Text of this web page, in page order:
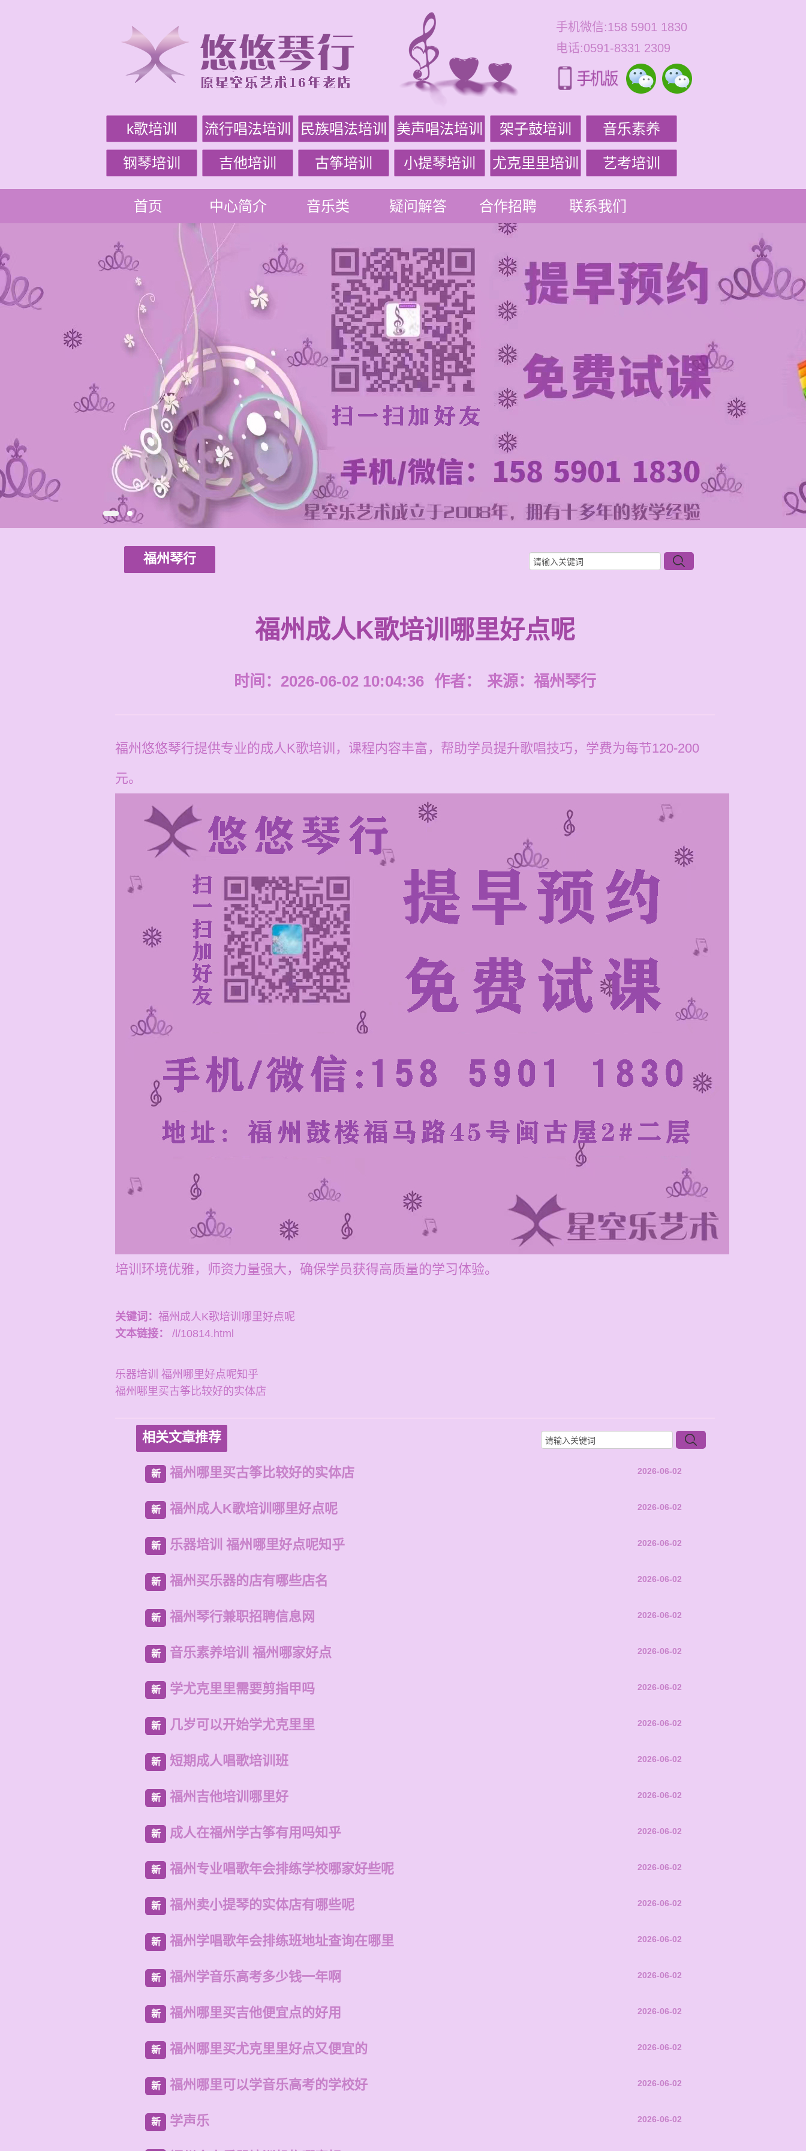
手机微信:158 5901 1830
电话:0591-8331 2309
k歌培训 流行唱法培训 民族唱法培训 美声唱法培训 架子鼓培训 音乐素养
钢琴培训 吉他培训 古筝培训 小提琴培训 尤克里里培训 艺考培训
首页 中心简介 音乐类 疑问解答 合作招聘 联系我们
福州琴行
福州成人K歌培训哪里好点呢
时间：2026-06-02 10:04:36 作者： 来源： 福州琴行
福州悠悠琴行提供专业的成人K歌培训，课程内容丰富，帮助学员提升歌唱技巧，学费为每节120-200
元。
培训环境优雅，师资力量强大，确保学员获得高质量的学习体验。
关键词： 福州成人K歌培训哪里好点呢
文本链接：
/l/10814.html
乐器培训 福州哪里好点呢知乎
福州哪里买古筝比较好的实体店
相关文章推荐
新 福州哪里买古筝比较好的实体店 2026-06-02
新 福州成人K歌培训哪里好点呢 2026-06-02
新 乐器培训 福州哪里好点呢知乎 2026-06-02
新 福州买乐器的店有哪些店名 2026-06-02
新 福州琴行兼职招聘信息网 2026-06-02
新 音乐素养培训 福州哪家好点 2026-06-02
新 学尤克里里需要剪指甲吗 2026-06-02
新 几岁可以开始学尤克里里 2026-06-02
新 短期成人唱歌培训班 2026-06-02
新 福州吉他培训哪里好 2026-06-02
新 成人在福州学古筝有用吗知乎 2026-06-02
新 福州专业唱歌年会排练学校哪家好些呢 2026-06-02
新 福州卖小提琴的实体店有哪些呢 2026-06-02
新 福州学唱歌年会排练班地址查询在哪里 2026-06-02
新 福州学音乐高考多少钱一年啊 2026-06-02
新 福州哪里买吉他便宜点的好用 2026-06-02
新 福州哪里买尤克里里好点又便宜的 2026-06-02
新 福州哪里可以学音乐高考的学校好 2026-06-02
新 学声乐 2026-06-02